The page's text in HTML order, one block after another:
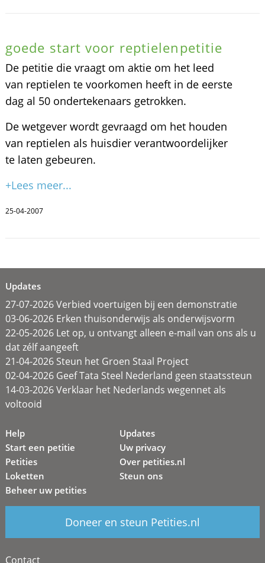
goede start voor reptielenpetitie
De petitie die vraagt om aktie om het leed
van reptielen te voorkomen heeft in de eerste
dag al 50 ondertekenaars getrokken.
De wetgever wordt gevraagd om het houden
van reptielen als huisdier verantwoordelijker
te laten gebeuren.
+Lees meer...
25-04-2007
Updates
27-07-2026 Verbied voertuigen bij een demonstratie
03-06-2026 Erken thuisonderwijs als onderwijsvorm
22-05-2026 Let op, u ontvangt alleen e-mail van ons als u
dat zélf aangeeft
21-04-2026 Steun het Groen Staal Project
02-04-2026 Geef Tata Steel Nederland geen staatssteun
14-03-2026 Verklaar het Nederlands wegennet als
voltooid
Help
Start een petitie
Petities
Loketten
Beheer uw petities
Updates
Uw privacy
Over petities.nl
Steun ons
Doneer en steun Petities.nl
Contact